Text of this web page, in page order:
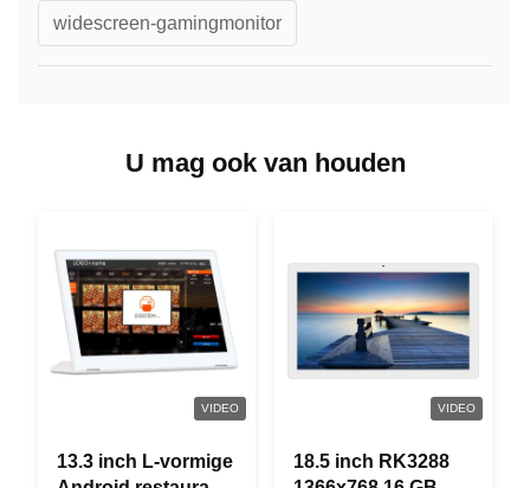
widescreen-gamingmonitor
U mag ook van houden
VIDEO
13.3 inch L-vormige
VIDEO
18.5 inch RK3288